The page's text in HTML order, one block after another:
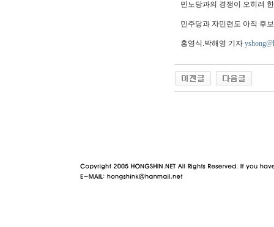
민노당과의 경쟁이 오히려
민주당과 자민련도 아직 후
홍영식.박해영 기자